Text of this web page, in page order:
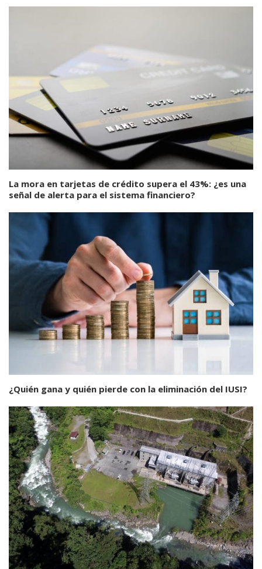
La mora en tarjetas de crédito supera el 43%: ¿es una
señal de alerta para el sistema financiero?
¿Quién gana y quién pierde con la eliminación del IUSI?